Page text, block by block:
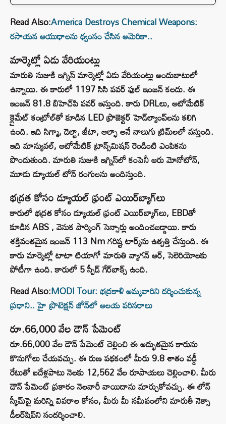
Read Also:America Destroys Chemical Weapons:
రసాయన ఆయుధాలను ధ్వంసం చేసిన అమెరికా..
మార్కెట్లో ఏడు వేరియంట్లు
మారుతి సుజుకి ఇగ్నిస్ మార్కెట్లో ఏడు వేరియంట్లు అందుబాటులో
ఉన్నాయి. ఈ కారులో 1197 సిసి పవర్ ఫుల్ ఇంజన్ కలదు. ఈ
ఇంజన్ 81.8 బిహెచ్‌పి పవర్ ఇస్తుంది. కారు DRLలు, ఆటోమేటిక్
క్లైమేట్ కంట్రోల్‌తో కూడిన LED ప్రొజెక్టర్ హెడ్‌ల్యాంప్‌లను కలిగి
ఉంది. ఇది సిగ్మా, డెల్టా, జీటా, ఆల్ఫా అనే నాలుగు ట్రిమ్‌లలో వస్తుంది.
ఇది మాన్యువల్, ఆటోమేటిక్ ట్రాన్స్‌మిషన్ రెండింటి ఎంపికను
పొందుతుంది. మారుతి సుజుకి ఇగ్నిస్‌లో కంపెనీ ఆరు మోనోటోన్,
మూడు డ్యూయల్ టోన్ రంగులను అందిస్తుంది.
భద్రత కోసం డ్యూయల్ ఫ్రంట్ ఎయిర్‌బ్యాగ్‌లు
కారులో భద్రత కోసం డ్యూయల్ ఫ్రంట్ ఎయిర్‌బ్యాగ్‌లు, EBDతో
కూడిన ABS , వెనుక పార్కింగ్ సెన్సార్లు అందించబడ్డాయి. కారు
శక్తివంతమైన ఇంజన్ 113 Nm గరిష్ట టార్క్‌ను ఉత్పత్తి చేస్తుంది. ఈ
కారు మార్కెట్లో టాటా టియాగో మారుతి వ్యాగన్ ఆర్, సెలెరియోలకు
పోటీగా ఉంది. కారులో 5 స్పీడ్ గేర్‌బాక్స్ ఉంది.
Read Also:MODI Tour: భద్రకాళి అమ్మవారిని దర్శించుకున్న
ప్రధాని.. హై ప్రొటెక్షన్ జోన్‌లో ఆలయ పరిసరాలు
రూ.66,000 వేల డౌన్ పేమెంట్
రూ.66,000 వేల డౌన్ పేమెంట్ చెల్లించి ఈ అద్భుతమైన కారును
కొనుగోలు చేయవచ్చు. ఈ రుణ పథకంలో మీరు 9.8 శాతం వడ్డీ
రేటుతో ఐదేళ్లపాటు నెలకు 12,562 వేల రూపాయలు చెల్లించాలి. మీరు
డౌన్ పేమెంట్ ప్రకారం నెలవారీ వాయిదాను మార్చుకోవచ్చు. ఈ లోన్
స్కీమ్‌పై మరిన్ని వివరాల కోసం, మీరు మీ సమీపంలోని మారుతీ నెక్సా
డీలర్‌షిప్‌ని సందర్శించాలి.